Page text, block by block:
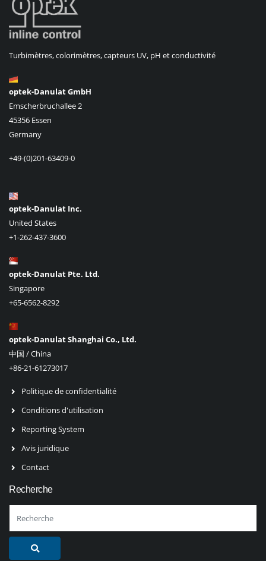
Turbimètres, colorimètres, capteurs UV, pH et conductivité
optek-Danulat GmbH
Emscherbruchallee 2
45356 Essen
Germany
+49-(0)201-63409-0
optek-Danulat Inc.
United States
+1-262-437-3600
optek-Danulat Pte. Ltd.
Singapore
+65-6562-8292
optek-Danulat Shanghai Co., Ltd.
中国 / China
+86-21-61273017
Politique de confidentialité
Conditions d'utilisation
Reporting System
Avis juridique
Contact
Recherche